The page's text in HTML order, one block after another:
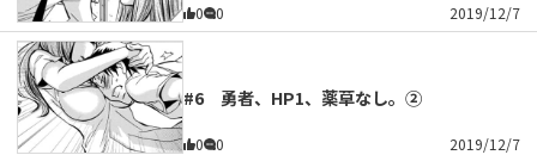
0 0 2019/12/7
#6 勇者、HP1、薬草なし。②
0 0 2019/12/7